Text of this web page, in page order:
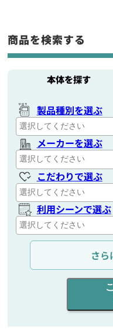
商品を検索する
本体を探す
製品種別を選ぶ
メーカーを選ぶ
こだわりで選ぶ
利用シーンで選ぶ
通信距離を選ぶ
出力を選ぶ
同時通話人数を
さら